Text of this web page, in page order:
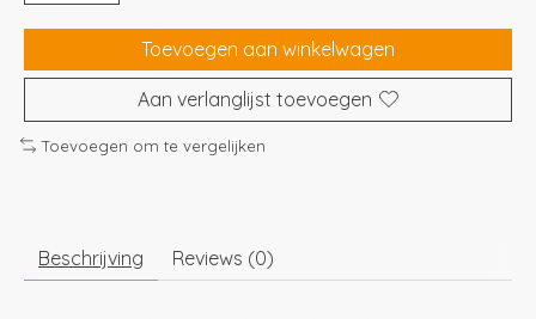
Toevoegen aan winkelwagen
Aan verlanglijst toevoegen
Toevoegen om te vergelijken
Beschrijving Reviews (0)